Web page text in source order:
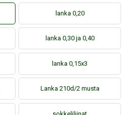
lanka 0,20
lanka 0,30 ja 0,40
lanka 0,15x3
Lanka 210d/2 musta